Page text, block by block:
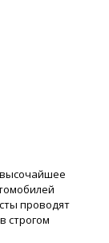
проводят
строгом